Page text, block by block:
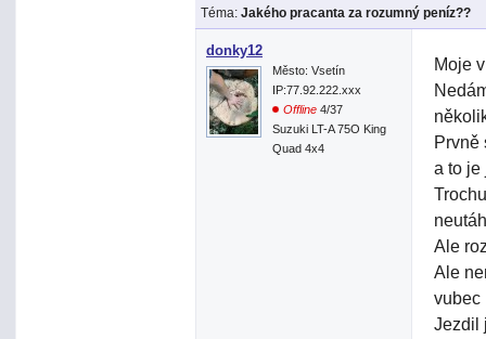
Téma: Jakého pracanta za rozumný peníz??
donky12
Město: Vsetín
IP:77.92.222.xxx
Offline 4/37
Suzuki LT-A 75O King
Quad 4x4
Moje
Prvně
a to je
Ale
Ale
vubec
Jezdil